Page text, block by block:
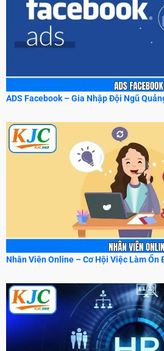
ADS Facebook – Gia Nhập Đội Ngũ
Nhân Viên Online – Cơ Hội Việc Làm Ổn